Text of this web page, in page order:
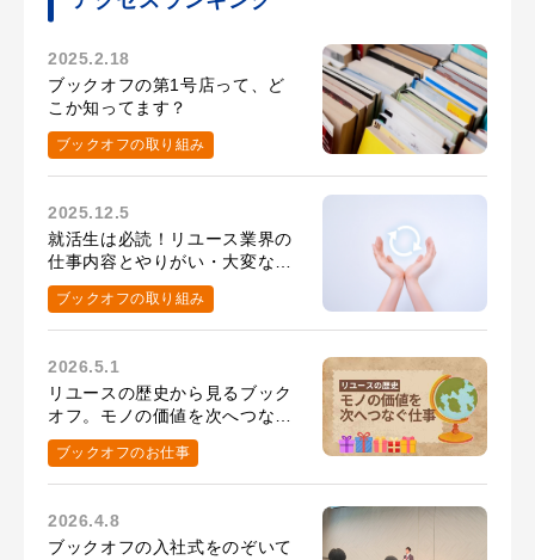
2025.2.18
ブックオフの第1号店って、ど
こか知ってます？
ブックオフの取り組み
2025.12.5
就活生は必読！リユース業界の
仕事内容とやりがい・大変なこ
と
ブックオフの取り組み
2026.5.1
リユースの歴史から見るブック
オフ。モノの価値を次へつなぐ
仕事とは？
ブックオフのお仕事
2026.4.8
ブックオフの入社式をのぞいて